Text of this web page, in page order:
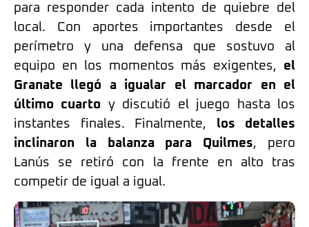
para responder cada intento de quiebre del
local. Con aportes importantes desde el
perímetro y una defensa que sostuvo al
equipo en los momentos más exigentes, el
Granate llegó a igualar el marcador en el
último cuarto y discutió el juego hasta los
instantes finales. Finalmente, los detalles
inclinaron la balanza para Quilmes, pero
Lanús se retiró con la frente en alto tras
competir de igual a igual.